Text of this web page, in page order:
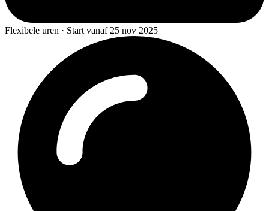
Flexibele uren · Start vanaf 25 nov 2025